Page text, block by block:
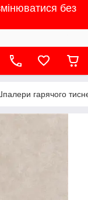
без
гарячого